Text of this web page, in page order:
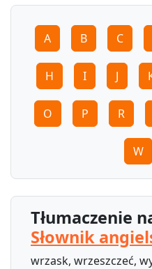
A B C
H I J
O P R
W
Tłumaczenie
Słownik
wrzask, wrzeszczeć,